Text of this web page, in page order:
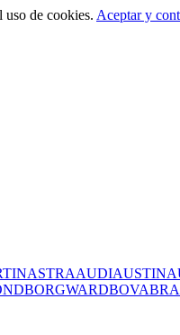
uso de cookies. Aceptar y
ASTRAAUDIAUSTIN
BORGWARDBOVA